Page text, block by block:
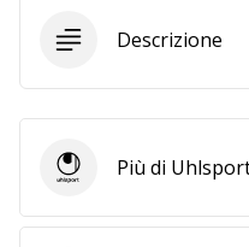
Descrizione
UhlsportPiù di